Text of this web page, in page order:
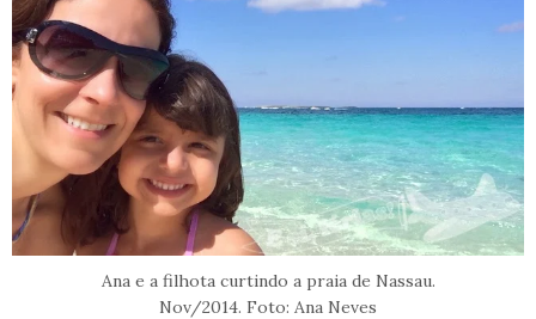
Ana e a filhota curtindo a praia de Nassau.
Nov/2014. Foto: Ana Neves